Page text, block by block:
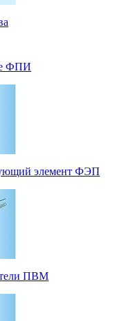
ФПИ
элемент ФЭП
ПВМ